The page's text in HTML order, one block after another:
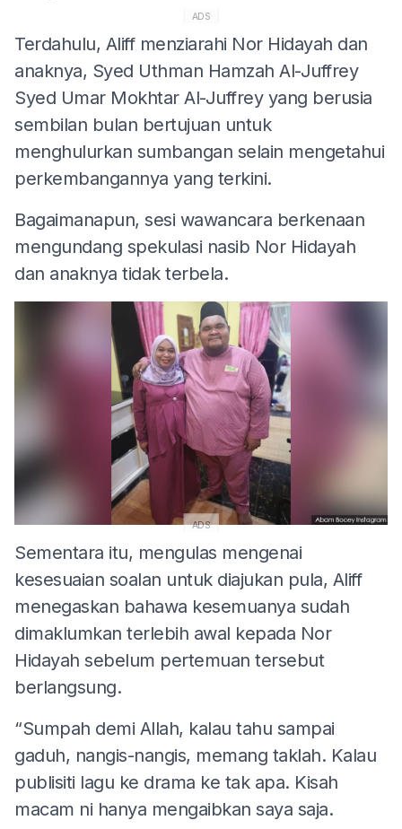
ADS
Terdahulu, Aliff menziarahi Nor Hidayah dan
anaknya, Syed Uthman Hamzah Al-Juffrey
Syed Umar Mokhtar Al-Juffrey yang berusia
sembilan bulan bertujuan untuk
menghulurkan sumbangan selain mengetahui
perkembangannya yang terkini.
Bagaimanapun, sesi wawancara berkenaan
mengundang spekulasi nasib Nor Hidayah
dan anaknya tidak terbela.
ADS
Sementara itu, mengulas mengenai
kesesuaian soalan untuk diajukan pula, Aliff
menegaskan bahawa kesemuanya sudah
dimaklumkan terlebih awal kepada Nor
Hidayah sebelum pertemuan tersebut
berlangsung.
“Sumpah demi Allah, kalau tahu sampai
gaduh, nangis-nangis, memang taklah. Kalau
publisiti lagu ke drama ke tak apa. Kisah
macam ni hanya mengaibkan saya saja.